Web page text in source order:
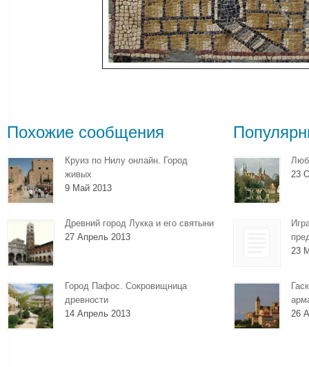
Похожие сообщения
Круиз по Нилу онлайн. Город
живых
9 Май 2013
Древний город Лукка и его святыни
27 Апрель 2013
Город Пафос. Сокровищница
древности
14 Апрель 2013
23
23
26